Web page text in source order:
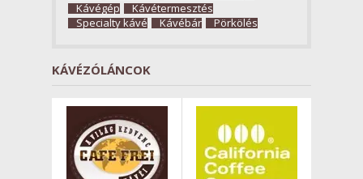
Kávégép
Kávétermesztés
Specialty kávé
Kávébár Pörkölés
KÁVÉZÓLÁNCOK